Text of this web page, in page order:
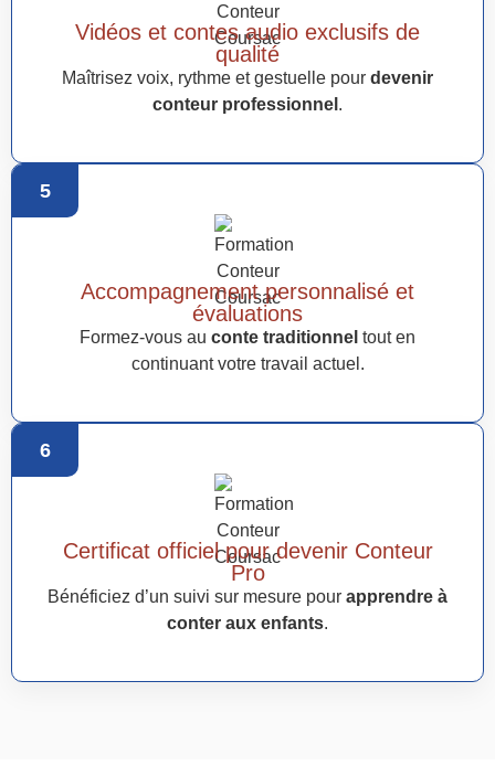
Vidéos et contes audio exclusifs de
qualité
Maîtrisez voix, rythme et gestuelle pour devenir
conteur professionnel .
5
Accompagnement personnalisé et
évaluations
Formez-vous au conte traditionnel tout en
continuant votre travail actuel.
6
Certificat officiel pour devenir Conteur
Pro
Bénéficiez d’un suivi sur mesure pour apprendre à
conter aux enfants.